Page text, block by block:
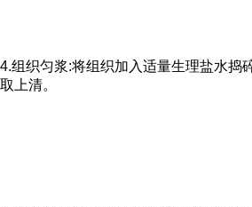
4.组织匀浆:将组织加入适量生理盐水捣
取上清。